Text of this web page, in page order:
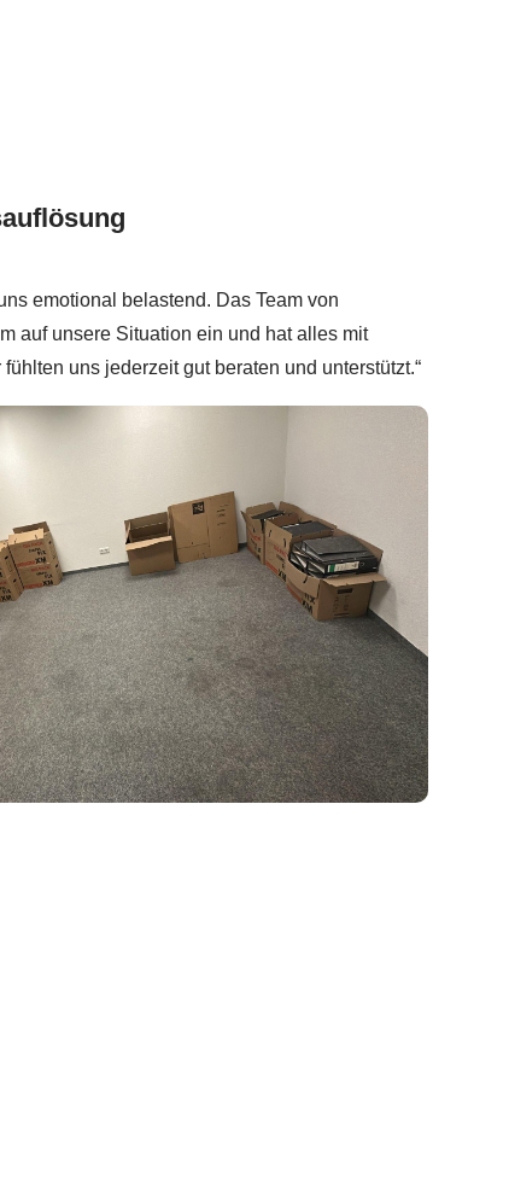
emotional belastend. Das Team von
auf unsere Situation ein und hat alles mit
uns jederzeit gut beraten und unterstützt.“